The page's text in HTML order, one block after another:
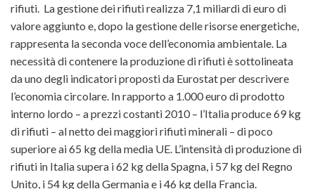
rifiuti. La gestione dei rifiuti realizza 7,1 miliardi di euro di
valore aggiunto e, dopo la gestione delle risorse energetiche,
rappresenta la seconda voce dell’economia ambientale. La
necessità di contenere la produzione di rifiuti è sottolineata
da uno degli indicatori proposti da Eurostat per descrivere
l’economia circolare. In rapporto a 1.000 euro di prodotto
interno lordo – a prezzi costanti 2010 – l’Italia produce 69 kg
di rifiuti – al netto dei maggiori rifiuti minerali – di poco
superiore ai 65 kg della media UE. L’intensità di produzione di
rifiuti in Italia supera i 62 kg della Spagna, i 57 kg del Regno
Unito, i 54 kg della Germania e i 46 kg della Francia.